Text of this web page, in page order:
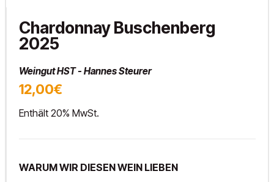
Chardonnay Buschenberg
2025
Weingut HST - Hannes Steurer
12,00€
Enthält 20% MwSt.
WARUM WIR DIESEN WEIN LIEBEN